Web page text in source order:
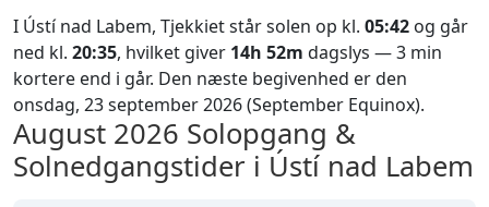
I Ústí nad Labem, Tjekkiet står solen op kl. 05:42 og går
ned kl. 20:35, hvilket giver 14h 52m dagslys — 3 min
kortere end i går. Den næste begivenhed er den
onsdag, 23 september 2026 (September Equinox).
August 2026 Solopgang &
Solnedgangstider i Ústí nad Labem